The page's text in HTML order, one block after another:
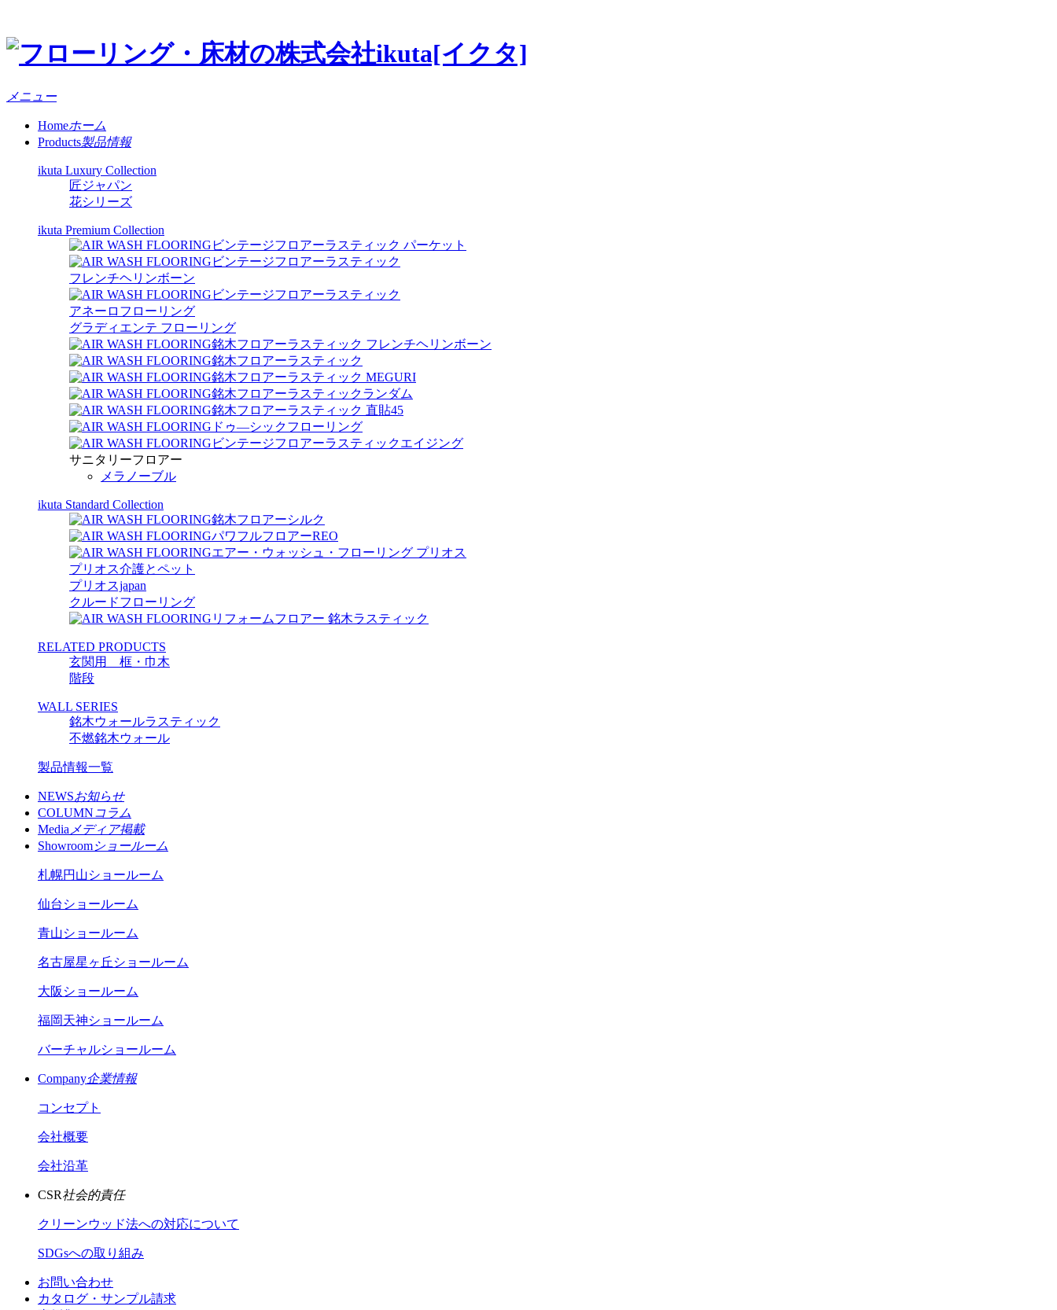
メニュー
Homeホーム
Products製品情報
ikuta Luxury Collection
匠ジャパン
花シリーズ
ikuta Premium Collection
ビンテージフロアーラスティック パーケット
ビンテージフロアーラスティック
フレンチヘリンボーン
ビンテージフロアーラスティック
アネーロフローリング
グラディエンテ フローリング
銘木フロアーラスティック フレンチヘリンボーン
銘木フロアーラスティック
銘木フロアーラスティック MEGURI
銘木フロアーラスティックランダム
銘木フロアーラスティック 直貼45
ドゥ―シックフローリング
ビンテージフロアーラスティックエイジング
サニタリーフロアー
メラノーブル
ikuta Standard Collection
銘木フロアーシルク
パワフルフロアーREO
エアー・ウォッシュ・フローリング プリオス
プリオス介護とペット
プリオスjapan
クルードフローリング
リフォームフロアー 銘木ラスティック
RELATED PRODUCTS
玄関用 框・巾木
階段
WALL SERIES
銘木ウォールラスティック
不燃銘木ウォール
製品情報一覧
NEWSお知らせ
COLUMNコラム
Media メディア掲載
Showroomショールーム
札幌円山ショールーム
仙台ショールーム
青山ショールーム
名古屋星ヶ丘ショールーム
大阪ショールーム
福岡天神ショールーム
バーチャルショールーム
Company企業情報
コンセプト
会社概要
会社沿革
CSR社会的責任
クリーンウッド法への対応について
SDGsへの取り組み
お問い合わせ
カタログ・サンプル請求